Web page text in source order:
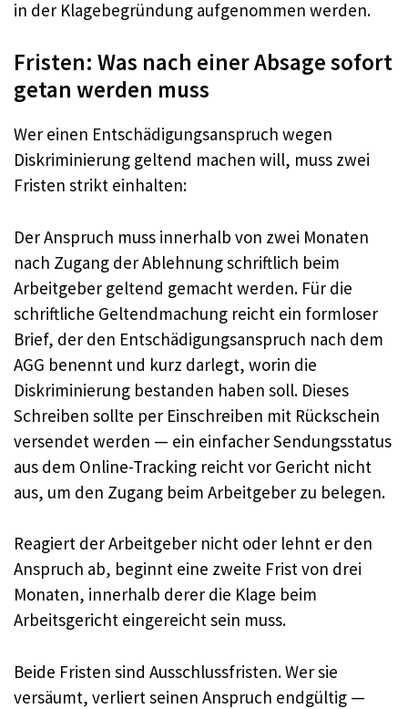
in der Klagebegründung aufgenommen werden.
Fristen: Was nach einer Absage sofort
getan werden muss
Wer einen Entschädigungsanspruch wegen
Diskriminierung geltend machen will, muss zwei
Fristen strikt einhalten:
Der Anspruch muss innerhalb von zwei Monaten
nach Zugang der Ablehnung schriftlich beim
Arbeitgeber geltend gemacht werden. Für die
schriftliche Geltendmachung reicht ein formloser
Brief, der den Entschädigungsanspruch nach dem
AGG benennt und kurz darlegt, worin die
Diskriminierung bestanden haben soll. Dieses
Schreiben sollte per Einschreiben mit Rückschein
versendet werden — ein einfacher Sendungsstatus
aus dem Online-Tracking reicht vor Gericht nicht
aus, um den Zugang beim Arbeitgeber zu belegen.
Reagiert der Arbeitgeber nicht oder lehnt er den
Anspruch ab, beginnt eine zweite Frist von drei
Monaten, innerhalb derer die Klage beim
Arbeitsgericht eingereicht sein muss.
Beide Fristen sind Ausschlussfristen. Wer sie
versäumt, verliert seinen Anspruch endgültig —